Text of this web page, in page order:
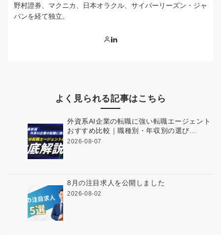
野村證券、マクニカ、日本オラクル、サイバーリーズン・ジャ
パンを経て独立。
よく見られる記事はこちら
外資系AI企業の転職に強い転職エージェント
おすすめ比較｜職種別・年収別の選び...
2026-08-07
8月の注目求人を公開しました
2026-08-02